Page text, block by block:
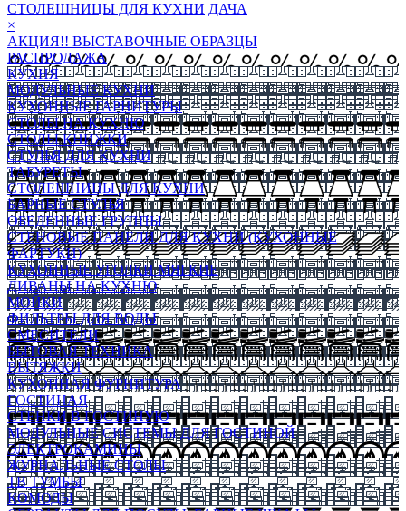
СТОЛЕШНИЦЫ ДЛЯ КУХНИ ДАЧА
×
АКЦИЯ!! ВЫСТАВОЧНЫЕ ОБРАЗЦЫ
РАСПРОДАЖА
КУХНЯ
МОДУЛЬНЫЕ КУХНИ
КУХОННЫЕ ГАРНИТУРЫ
СТОЛЫ НА КУХНЮ
СТОЛЫ КНИЖКИ
СТУЛЬЯ ДЛЯ КУХНИ
ТАБУРЕТЫ
СТОЛЕШНИЦЫ ДЛЯ КУХНИ
БАРНЫЕ СТУЛЬЯ
ОБЕДЕННЫЕ ГРУППЫ
СТЕНОВЫЕ ПАНЕЛИ ДЛЯ КУХНИ (КУХОННЫЕ
ФАРТУКИ)
КУХОННЫЕ УГОЛКИ МЯГКИЕ
ДИВАНЫ НА КУХНЮ
МОЙКИ
ФИЛЬТРЫ ДЛЯ ВОДЫ
СМЕСИТЕЛИ
БЫТОВАЯ ТЕХНИКА
ВЫТЯЖКИ
КУХОННАЯ ФУРНИТУРА
ГОСТИНАЯ
СТЕНКИ В ГОСТИНУЮ
МОДУЛЬНЫЕ СИСТЕМЫ ДЛЯ ГОСТИНОЙ
ЭЛЕКТРОКАМИНЫ
ЖУРНАЛЬНЫЕ СТОЛЫ
ТВ ТУМБЫ
КОМОДЫ